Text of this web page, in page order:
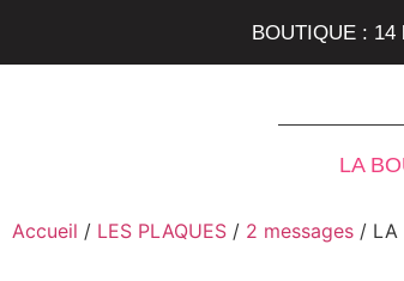
BOUTIQUE : 14
LA
Accueil / LES PLAQUES / 2 messages / LA